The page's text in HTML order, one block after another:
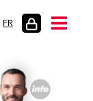
FR